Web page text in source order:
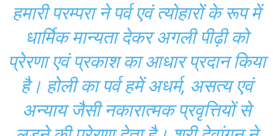
हमारी परम्परा ने पर्व एवं त्योहारों के रूप में
धार्मिक मान्यता देकर अगली पीढ़ी को
प्रेरणा एवं प्रकाश का आधार प्रदान किया
है। होली का पर्व हमें अधर्म, असत्य एवं
अन्याय जैसी नकारात्मक प्रवृत्तियों से